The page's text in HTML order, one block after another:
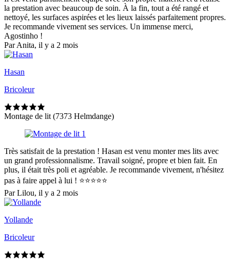
la prestation avec beaucoup de soin. À la fin, tout a été rangé et
nettoyé, les surfaces aspirées et les lieux laissés parfaitement propres.
Je recommande vivement ses services. Un immense merci,
Agostinho !
Par Anita, il y a 2 mois
Hasan
Bricoleur
Montage de lit (7373 Helmdange)
Très satisfait de la prestation ! Hasan est venu monter mes lits avec
un grand professionnalisme. Travail soigné, propre et bien fait. En
plus, il était très poli et agréable. Je recommande vivement, n'hésitez
pas à faire appel à lui ! ⭐⭐⭐⭐⭐
Par Lilou, il y a 2 mois
Yollande
Bricoleur